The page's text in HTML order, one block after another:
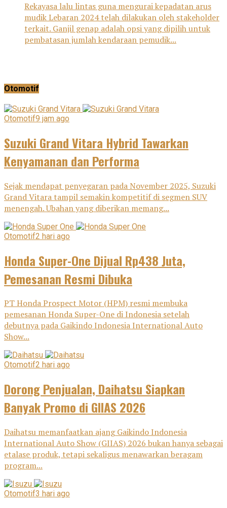
Rekayasa lalu lintas guna mengurai kepadatan arus
mudik Lebaran 2024 telah dilakukan oleh stakeholder
terkait. Ganjil genap adalah opsi yang dipilih untuk
pembatasan jumlah kendaraan pemudik...
Otomotif
Otomotif9 jam ago
Suzuki Grand Vitara Hybrid Tawarkan
Kenyamanan dan Performa
Sejak mendapat penyegaran pada November 2025, Suzuki
Grand Vitara tampil semakin kompetitif di segmen SUV
menengah. Ubahan yang diberikan memang...
Otomotif2 hari ago
Honda Super-One Dijual Rp438 Juta,
Pemesanan Resmi Dibuka
PT Honda Prospect Motor (HPM) resmi membuka
pemesanan Honda Super-One di Indonesia setelah
debutnya pada Gaikindo Indonesia International Auto
Show...
Otomotif2 hari ago
Dorong Penjualan, Daihatsu Siapkan
Banyak Promo di GIIAS 2026
Daihatsu memanfaatkan ajang Gaikindo Indonesia
International Auto Show (GIIAS) 2026 bukan hanya sebagai
etalase produk, tetapi sekaligus menawarkan beragam
program...
Otomotif3 hari ago